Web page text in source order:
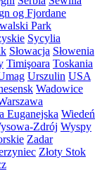
og Fjordane
Park
Sycylia
Słowacja Słowenia
Timişoara Toskania
Urszulin USA
Wadowice
Euganejska Wiedeń
Zdrój Wyspy
Zadar
Złoty Stok